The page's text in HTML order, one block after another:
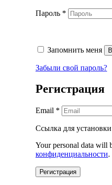
Пароль * Обязательно
Запомнить меня
Забыли свой пароль?
Регистрация
Email * Обязательно
Ссылка для
Your personal data will
конфиденциальности.
Регистрация